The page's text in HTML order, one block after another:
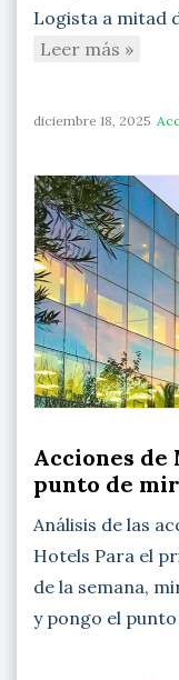
Logista a mitad
Leer más »
diciembre 18, 2025
Acciones de
punto de
Análisis de las
Hotels Para el
de la semana,
y pongo el